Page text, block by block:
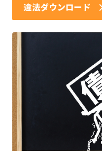
違法ダウンロード